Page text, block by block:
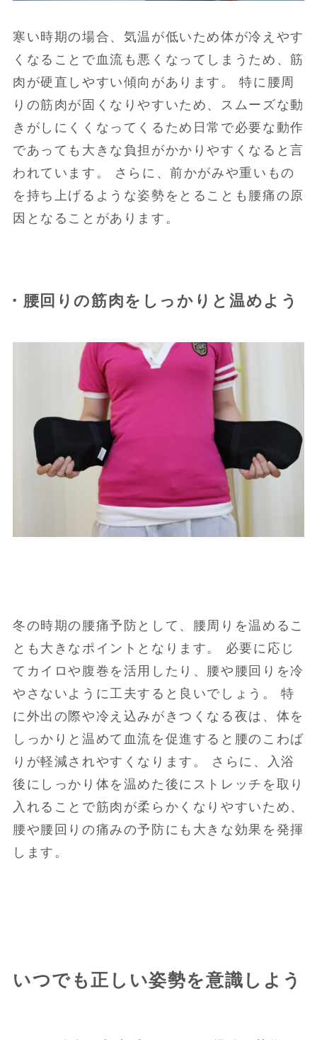
寒い時期の場合、気温が低いため体が冷えやす
くなることで血流も悪くなってしまうため、筋
肉が硬直しやすい傾向があります。 特に腰周
りの筋肉が固くなりやすいため、スムーズな動
きがしにくくなってくるため日常で必要な動作
であっても大きな負担がかかりやすくなると言
われています。 さらに、前かがみや重いもの
を持ち上げるような姿勢をとることも腰痛の原
因となることがあります。
・腰回りの筋肉をしっかりと温めよう
冬の時期の腰痛予防として、腰周りを温めるこ
とも大きなポイントとなります。 必要に応じ
てカイロや腹巻を活用したり、腰や腰回りを冷
やさないように工夫すると良いでしょう。 特
に外出の際や冷え込みがきつくなる夜は、体を
しっかりと温めて血流を促進すると腰のこわば
りが軽減されやすくなります。 さらに、入浴
後にしっかり体を温めた後にストレッチを取り
入れることで筋肉が柔らかくなりやすいため、
腰や腰回りの痛みの予防にも大きな効果を発揮
します。
いつでも正しい姿勢を意識しよう